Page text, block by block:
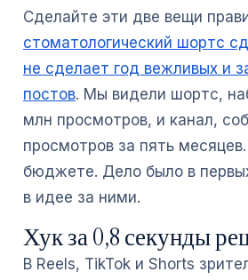
Сделайте эти две вещи
стоматологический шортс
не сделает год вежливых и
постов. Мы видели шортс,
млн просмотров, и канал,
просмотров за пять
бюджете. Дело было в
в идее за ними.
Хук за 0,8 секунды
В Reels, TikTok и Shorts